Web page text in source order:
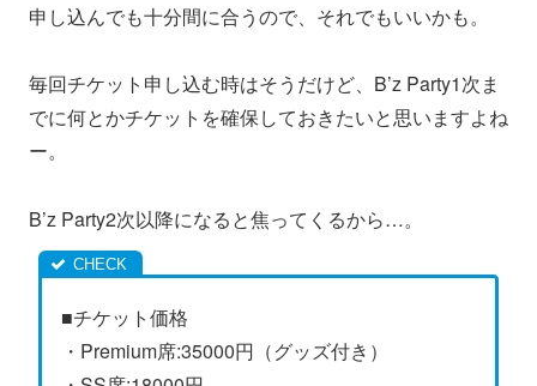
申し込んでも十分間に合うので、それでもいいかも。
毎回チケット申し込む時はそうだけど、B’z Party1次ま
でに何とかチケットを確保しておきたいと思いますよね
ー。
B’z Party2次以降になると焦ってくるから…。
■チケット価格
・Premium席:35000円（グッズ付き）